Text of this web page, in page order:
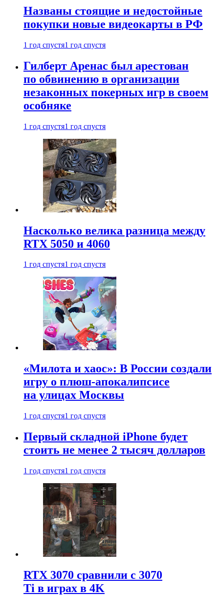
Названы стоящие и недостойные
покупки новые видеокарты в РФ
1 год спустя1 год спустя
Гилберт Аренас был арестован
по обвинению в организации
незаконных покерных игр в своем
особняке
1 год спустя1 год спустя
Насколько велика разница между
RTX 5050 и 4060
1 год спустя1 год спустя
«Милота и хаос»: В России создали
игру о плюш-апокалипсисе
на улицах Москвы
1 год спустя1 год спустя
Первый складной iPhone будет
стоить не менее 2 тысяч долларов
1 год спустя1 год спустя
RTX 3070 сравнили с 3070
Ti в играх в 4K